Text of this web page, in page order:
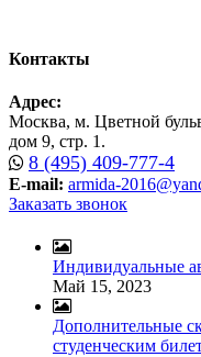
Контакты
Адрес:
Москва, м. Цветной
дом 9, стр. 1.
8 (495) 409-777-4
E-mail: armida-
Заказать звонок
Индивидуальные
Май 15, 2023
Дополнительные
студенческим